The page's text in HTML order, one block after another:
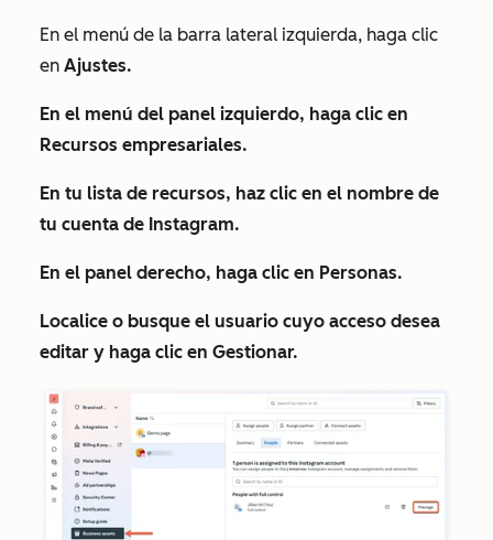
En el menú de la barra lateral izquierda, haga clic
en Ajustes.
En el menú del panel izquierdo, haga clic en
Recursos empresariales.
En tu lista de recursos, haz clic en el nombre de
tu cuenta de Instagram.
En el panel derecho, haga clic en Personas.
Localice o busque el usuario cuyo acceso desea
editar y haga clic en Gestionar.